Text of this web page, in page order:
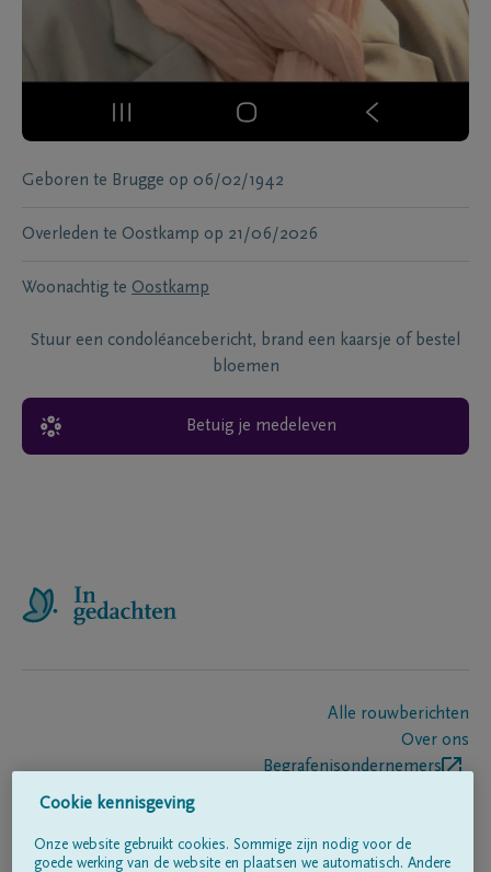
Geboren te Brugge op 06/02/1942
Overleden te Oostkamp op 21/06/2026
Woonachtig te Oostkamp
Stuur een condoléancebericht, brand een kaarsje of bestel
bloemen
Betuig je medeleven
Alle rouwberichten
Over ons
Begrafenisondernemers
Cookie kennisgeving
Onze website gebruikt cookies. Sommige zijn nodig voor de
goede werking van de website en plaatsen we automatisch. Andere